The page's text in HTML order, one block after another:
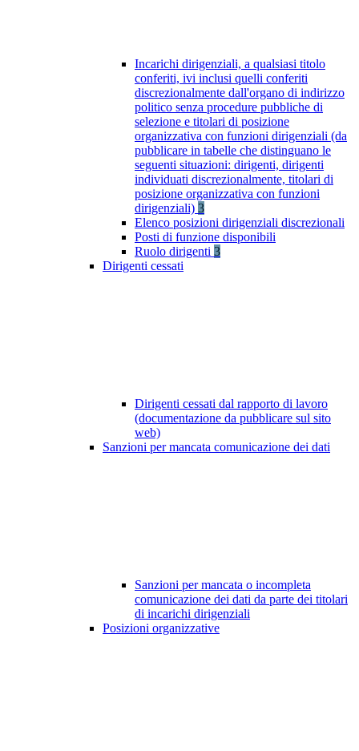
Incarichi dirigenziali, a qualsiasi titolo
conferiti, ivi inclusi quelli conferiti
discrezionalmente dall'organo di indirizzo
politico senza procedure pubbliche di
selezione e titolari di posizione
organizzativa con funzioni dirigenziali (da
pubblicare in tabelle che distinguano le
seguenti situazioni: dirigenti, dirigenti
individuati discrezionalmente, titolari di
posizione organizzativa con funzioni
dirigenziali) 3
Elenco posizioni dirigenziali discrezionali
Posti di funzione disponibili
Ruolo dirigenti 3
Dirigenti cessati
Dirigenti cessati dal rapporto di lavoro
(documentazione da pubblicare sul sito
web)
Sanzioni per mancata comunicazione dei dati
Sanzioni per mancata o incompleta
comunicazione dei dati da parte dei titolari
di incarichi dirigenziali
Posizioni organizzative